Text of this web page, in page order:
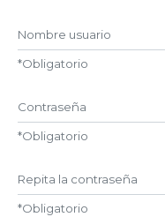
Nombre usuario
*Obligatorio
Contraseña
*Obligatorio
Repita la contraseña
*Obligatorio